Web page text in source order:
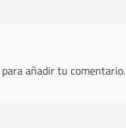
para añadir tu comentario.